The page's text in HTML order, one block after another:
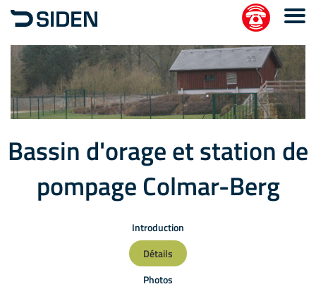
Bassin d'orage et station de
pompage Colmar-Berg
Introduction
Détails
Photos